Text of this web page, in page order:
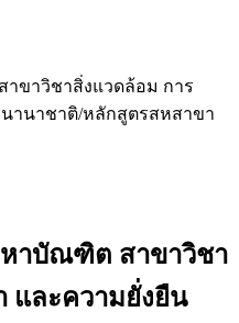
ขาวิชาสิ่งแวดล้อม การ
านาชาติ/หลักสูตรสหสาขา
าบัณฑิต สาขาวิชา
และความยั่งยืน